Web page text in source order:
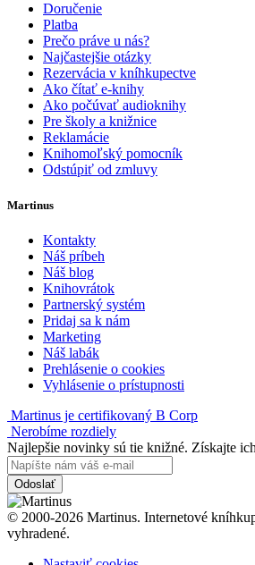
Doručenie
Platba
Prečo práve u nás?
Najčastejšie otázky
Rezervácia v kníhkupectve
Ako čítať e-knihy
Ako počúvať audioknihy
Pre školy a knižnice
Reklamácie
Knihomoľský pomocník
Odstúpiť od zmluvy
Martinus
Kontakty
Náš príbeh
Náš blog
Knihovrátok
Partnerský systém
Pridaj sa k nám
Marketing
Náš labák
Prehlásenie o cookies
Vyhlásenie o prístupnosti
Martinus je certifikovaný B Corp
Nerobíme rozdiely
Najlepšie novinky sú tie knižné. Získajte
Odoslať
© 2000-2026 Martinus. Internetové
vyhradené.